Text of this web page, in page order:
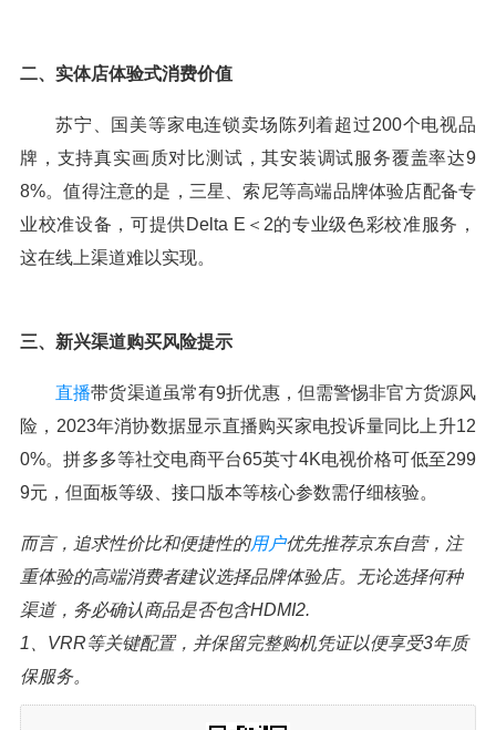
二、实体店体验式消费价值
苏宁、国美等家电连锁卖场陈列着超过200个电视品
牌，支持真实画质对比测试，其安装调试服务覆盖率达9
8%。值得注意的是，三星、索尼等高端品牌体验店配备专
业校准设备，可提供Delta E＜2的专业级色彩校准服务，
这在线上渠道难以实现。
三、新兴渠道购买风险提示
直播带货渠道虽常有9折优惠，但需警惕非官方货源风
险，2023年消协数据显示直播购买家电投诉量同比上升12
0%。拼多多等社交电商平台65英寸4K电视价格可低至299
9元，但面板等级、接口版本等核心参数需仔细核验。
而言，追求性价比和便捷性的用户优先推荐京东自营，注
重体验的高端消费者建议选择品牌体验店。无论选择何种
渠道，务必确认商品是否包含HDMI2.
1、VRR等关键配置，并保留完整购机凭证以便享受3年质
保服务。